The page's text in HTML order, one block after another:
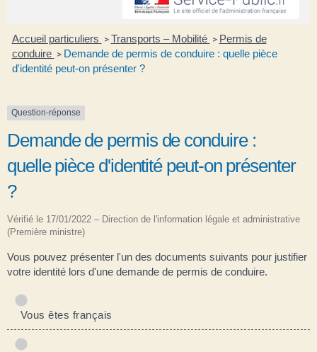
Accueil particuliers > Transports – Mobilité > Permis de
conduire > Demande de permis de conduire : quelle pièce
d'identité peut-on présenter ?
Question-réponse
Demande de permis de conduire :
quelle pièce d'identité peut-on présenter
?
Vérifié le 17/01/2022 – Direction de l'information légale et administrative
(Première ministre)
Vous pouvez présenter l'un des documents suivants pour justifier
votre identité lors d'une demande de permis de conduire.
Vous êtes français